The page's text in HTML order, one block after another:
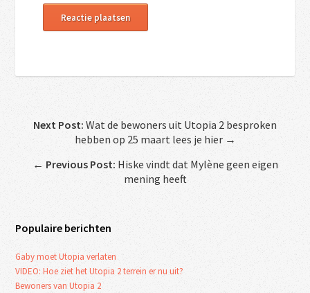
Next Post: Wat de bewoners uit Utopia 2 besproken
hebben op 25 maart lees je hier →
← Previous Post: Hiske vindt dat Mylène geen eigen
mening heeft
Populaire berichten
Gaby moet Utopia verlaten
VIDEO: Hoe ziet het Utopia 2 terrein er nu uit?
Bewoners van Utopia 2